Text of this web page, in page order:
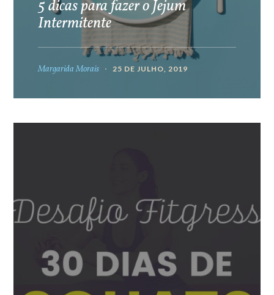
5 dicas para fazer o Jejum
Intermitente
Margarida Morais 25 DE JULHO, 2019